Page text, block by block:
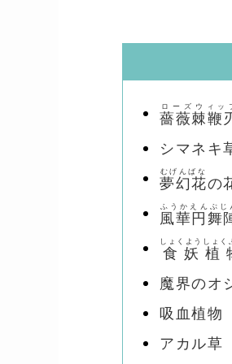
薔薇棘鞭
ローズウィッ
シマネキ
夢幻花
むげんばな
の
風華円舞
ふうかえんぶじ
食妖植
しょくようしょく
魔界のオ
吸血植物
アカル草